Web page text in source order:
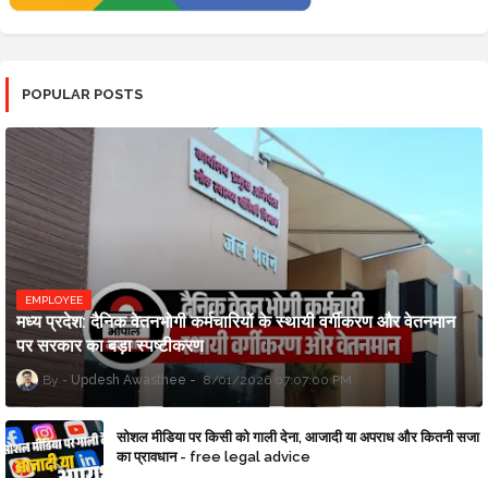
POPULAR POSTS
EMPLOYEE
मध्य प्रदेश: दैनिक वेतनभोगी कर्मचारियों के स्थायी वर्गीकरण और वेतनमान
पर सरकार का बड़ा स्पष्टीकरण
Updesh Awasthee 8/01/2026 07:07:00 PM
सोशल मीडिया पर किसी को गाली देना, आजादी या अपराध और कितनी सजा
का प्रावधान - free legal advice